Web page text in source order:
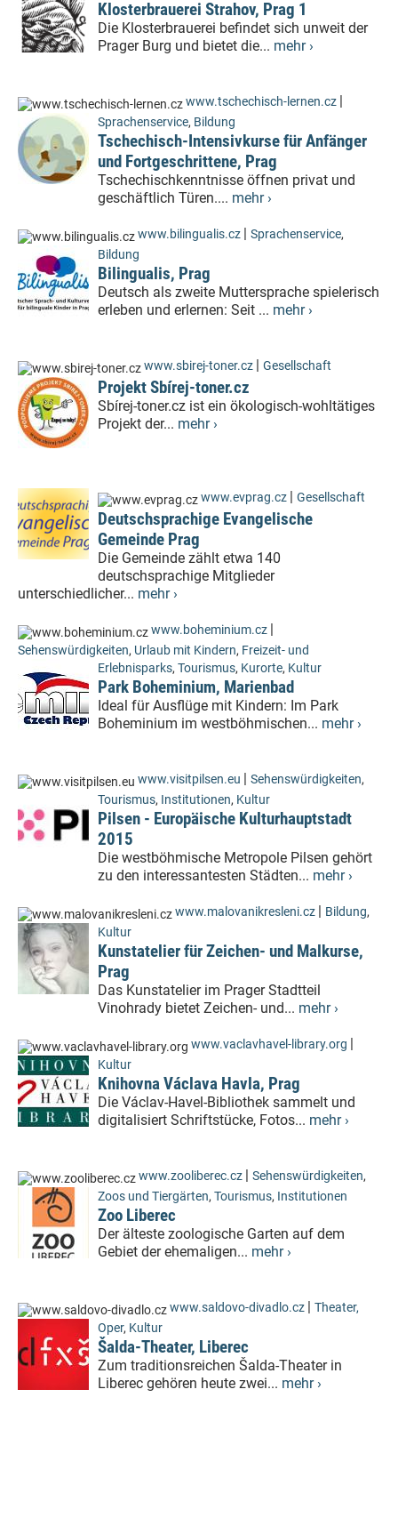
Klosterbrauerei Strahov, Prag 1
Die Klosterbrauerei befindet sich unweit der
Prager Burg und bietet die... mehr ›
www.tschechisch-lernen.cz |
Sprachenservice, Bildung
Tschechisch-Intensivkurse für Anfänger
und Fortgeschrittene, Prag
Tschechischkenntnisse öffnen privat und
geschäftlich Türen.... mehr ›
www.bilingualis.cz | Sprachenservice,
Bildung
Bilingualis, Prag
Deutsch als zweite Muttersprache spielerisch
erleben und erlernen: Seit ... mehr ›
www.sbirej-toner.cz | Gesellschaft
Projekt Sbírej-toner.cz
Sbírej-toner.cz ist ein ökologisch-wohltätiges
Projekt der... mehr ›
www.evprag.cz | Gesellschaft
Deutschsprachige Evangelische
Gemeinde Prag
Die Gemeinde zählt etwa 140
deutschsprachige Mitglieder
unterschiedlicher... mehr ›
www.boheminium.cz |
Sehenswürdigkeiten, Urlaub mit Kindern, Freizeit- und
Erlebnisparks, Tourismus, Kurorte, Kultur
Park Boheminium, Marienbad
Ideal für Ausflüge mit Kindern: Im Park
Boheminium im westböhmischen... mehr ›
www.visitpilsen.eu | Sehenswürdigkeiten,
Tourismus, Institutionen, Kultur
Pilsen - Europäische Kulturhauptstadt
2015
Die westböhmische Metropole Pilsen gehört
zu den interessantesten Städten... mehr ›
www.malovanikresleni.cz | Bildung,
Kultur
Kunstatelier für Zeichen- und Malkurse,
Prag
Das Kunstatelier im Prager Stadtteil
Vinohrady bietet Zeichen- und... mehr ›
www.vaclavhavel-library.org |
Kultur
Knihovna Václava Havla, Prag
Die Václav-Havel-Bibliothek sammelt und
digitalisiert Schriftstücke, Fotos... mehr ›
www.zooliberec.cz | Sehenswürdigkeiten,
Zoos und Tiergärten, Tourismus, Institutionen
Zoo Liberec
Der älteste zoologische Garten auf dem
Gebiet der ehemaligen... mehr ›
www.saldovo-divadlo.cz | Theater,
Oper, Kultur
Šalda-Theater, Liberec
Zum traditionsreichen Šalda-Theater in
Liberec gehören heute zwei... mehr ›